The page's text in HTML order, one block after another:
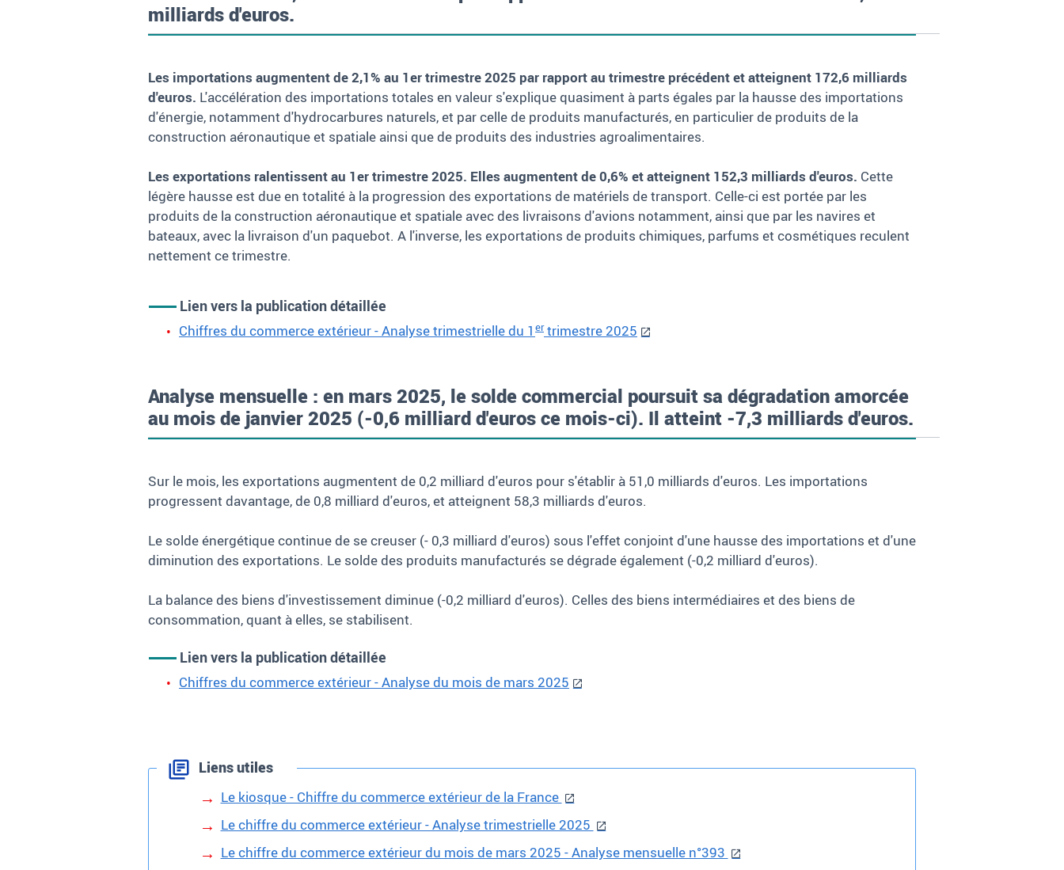
milliards d'euros.
Les importations augmentent de 2,1% au 1er trimestre 2025 par rapport au trimestre précédent et atteignent 172,6 milliards
d'euros. L'accélération des importations totales en valeur s'explique quasiment à parts égales par la hausse des importations
d'énergie, notamment d'hydrocarbures naturels, et par celle de produits manufacturés, en particulier de produits de la
construction aéronautique et spatiale ainsi que de produits des industries agroalimentaires.
Les exportations ralentissent au 1er trimestre 2025. Elles augmentent de 0,6% et atteignent 152,3 milliards d'euros. Cette
légère hausse est due en totalité à la progression des exportations de matériels de transport. Celle-ci est portée par les
produits de la construction aéronautique et spatiale avec des livraisons d'avions notamment, ainsi que par les navires et
bateaux, avec la livraison d'un paquebot. A l'inverse, les exportations de produits chimiques, parfums et cosmétiques reculent
nettement ce trimestre.
Lien vers la publication détaillée
Chiffres du commerce extérieur - Analyse trimestrielle du 1 ertrimestre 2025
Analyse mensuelle : en mars 2025, le solde commercial poursuit sa dégradation amorcée
au mois de janvier 2025 (-0,6 milliard d'euros ce mois-ci). Il atteint -7,3 milliards d'euros.
Sur le mois, les exportations augmentent de 0,2 milliard d'euros pour s'établir à 51,0 milliards d'euros. Les importations
progressent davantage, de 0,8 milliard d'euros, et atteignent 58,3 milliards d'euros.
Le solde énergétique continue de se creuser (- 0,3 milliard d'euros) sous l'effet conjoint d'une hausse des importations et d'une
diminution des exportations. Le solde des produits manufacturés se dégrade également (-0,2 milliard d'euros).
La balance des biens d'investissement diminue (-0,2 milliard d'euros). Celles des biens intermédiaires et des biens de
consommation, quant à elles, se stabilisent.
Lien vers la publication détaillée
Chiffres du commerce extérieur - Analyse du mois de mars 2025
Liens utiles
Le kiosque - Chiffre du commerce extérieur de la France
Le chiffre du commerce extérieur - Analyse trimestrielle 2025
Le chiffre du commerce extérieur du mois de mars 2025 - Analyse mensuelle n°393